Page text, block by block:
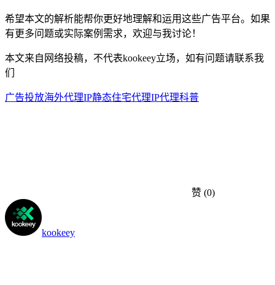
希望本文的解析能帮你更好地理解和运用这些广告平台。如果
有更多问题或实际案例需求，欢迎与我讨论！
本文来自网络投稿，不代表kookeey立场，如有问题请联系我
们
广告投放海外代理IP静态住宅代理IP代理科普
赞 (0)
kookeey